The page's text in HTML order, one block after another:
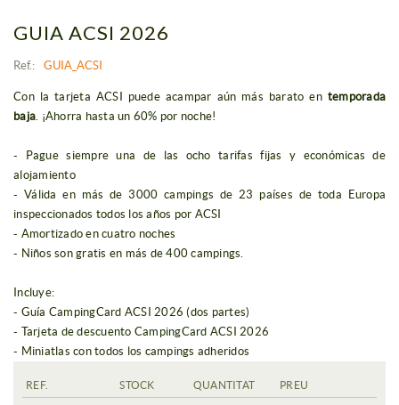
GUIA ACSI 2026
Ref.: GUIA_ACSI
Con la tarjeta ACSI puede acampar aún más barato en temporada
baja. ¡Ahorra hasta un 60% por noche!
- Pague siempre una de las ocho tarifas fijas y económicas de
alojamiento
- Válida en más de 3000 campings de 23 países de toda Europa
inspeccionados todos los años por ACSI
- Amortizado en cuatro noches
- Niños son gratis en más de 400 campings.
Incluye:
- Guía CampingCard ACSI 2026 (dos partes)
- Tarjeta de descuento CampingCard ACSI 2026
- Miniatlas con todos los campings adheridos
REF. STOCK QUANTITAT PREU